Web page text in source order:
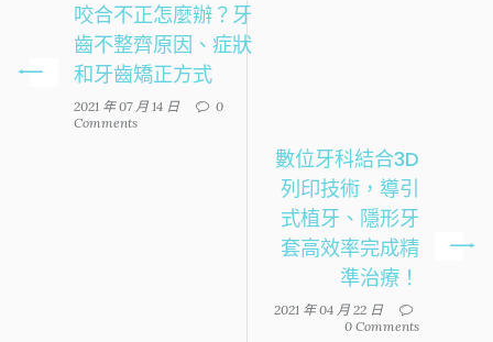
咬合不正怎麼辦？牙
齒不整齊原因、症狀
和牙齒矯正方式
2021 年 07 月 14 日
0
Comments
數位牙科結合3D
列印技術，導引
式植牙、隱形牙
套高效率完成精
準治療！
2021 年 04 月 22 日
0 Comments